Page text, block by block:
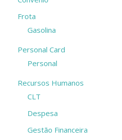
Frota
Gasolina
Personal Card
Personal
Recursos Humanos
CLT
Despesa
Gestão Financeira